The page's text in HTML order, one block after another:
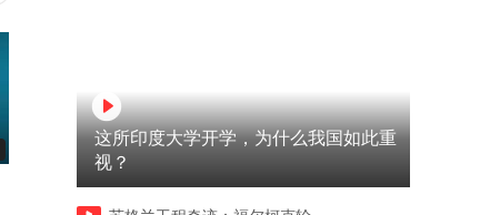
00:06
泰国校园枪击案多名教师遇
泸溪河官方微博发布声明：
这所印度大学开学，为什么我国如此重
视？